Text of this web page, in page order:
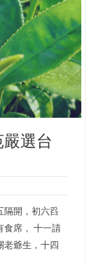
選台
隔開，初六舀
食席， 十一請
老爺生，十四